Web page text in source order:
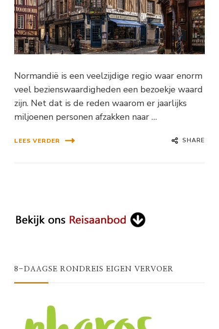
Normandië is een veelzijdige regio waar enorm
veel bezienswaardigheden een bezoekje waard
zijn. Net dat is de reden waarom er jaarlijks
miljoenen personen afzakken naar …
LEES VERDER SHARE
8-DAAGSE RONDREIS EIGEN VERVOER